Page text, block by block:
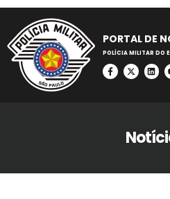
PORTAL DE
POLÍCIA MILITAR DO